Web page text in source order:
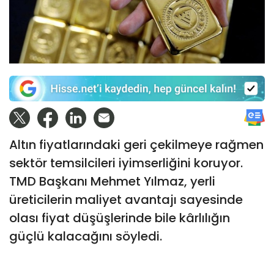
Altın fiyatlarındaki geri çekilmeye rağmen
sektör temsilcileri iyimserliğini koruyor.
TMD Başkanı Mehmet Yılmaz, yerli
üreticilerin maliyet avantajı sayesinde
olası fiyat düşüşlerinde bile kârlılığın
güçlü kalacağını söyledi.